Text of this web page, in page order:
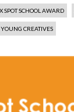
SPOT SCHOOL AWARD
YOUNG CREATIVES